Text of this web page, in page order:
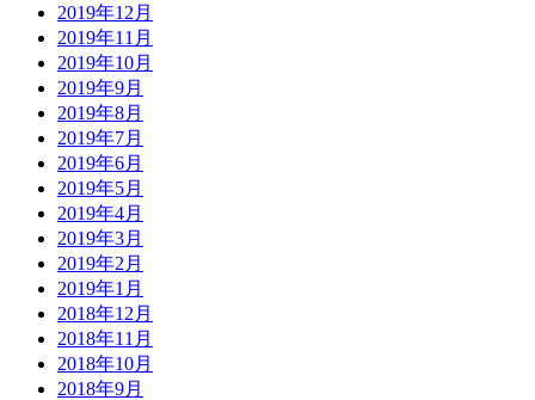
2019年12月
2019年11月
2019年10月
2019年9月
2019年8月
2019年7月
2019年6月
2019年5月
2019年4月
2019年3月
2019年2月
2019年1月
2018年12月
2018年11月
2018年10月
2018年9月